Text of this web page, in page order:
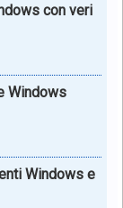
con veri
Windows
Windows e